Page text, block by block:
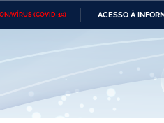
(COVID-19) ACESSO À
Ministério das Relações